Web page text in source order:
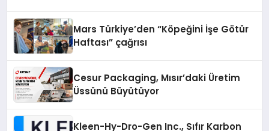
Mars Türkiye’den “Köpeğini İşe Götür
Haftası” çağrısı
Cesur Packaging, Mısır’daki Üretim
Üssünü Büyütüyor
Kleen-Hy-Dro-Gen Inc., Sıfır Karbon